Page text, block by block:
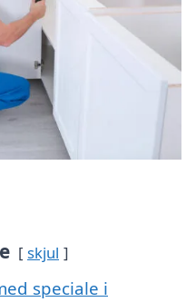
skjul
speciale i